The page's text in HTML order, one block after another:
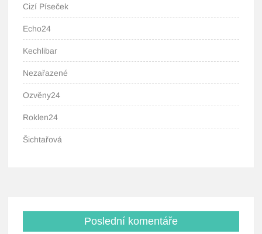
Cizí Píseček
Echo24
Kechlibar
Nezařazené
Ozvěny24
Roklen24
Šichtařová
Poslední komentáře